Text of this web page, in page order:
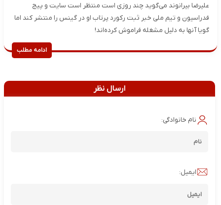
علیرضا بیرانوند می‌گوید چند روزی است منتظر است سایت و پیج
فدراسیون و تیم ملی خبر ثبت رکورد پرتاب او در گینس را منتشر کند اما
گویا آنها به دلیل مشغله فراموش کرده‌اند!
ادامه مطلب
ارسال نظر
نام خانوادگی:
ایمیل: